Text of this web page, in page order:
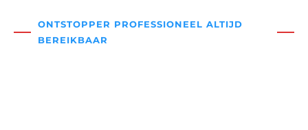
ONTSTOPPER PROFESSIONEEL ALTIJD
BEREIKBAAR